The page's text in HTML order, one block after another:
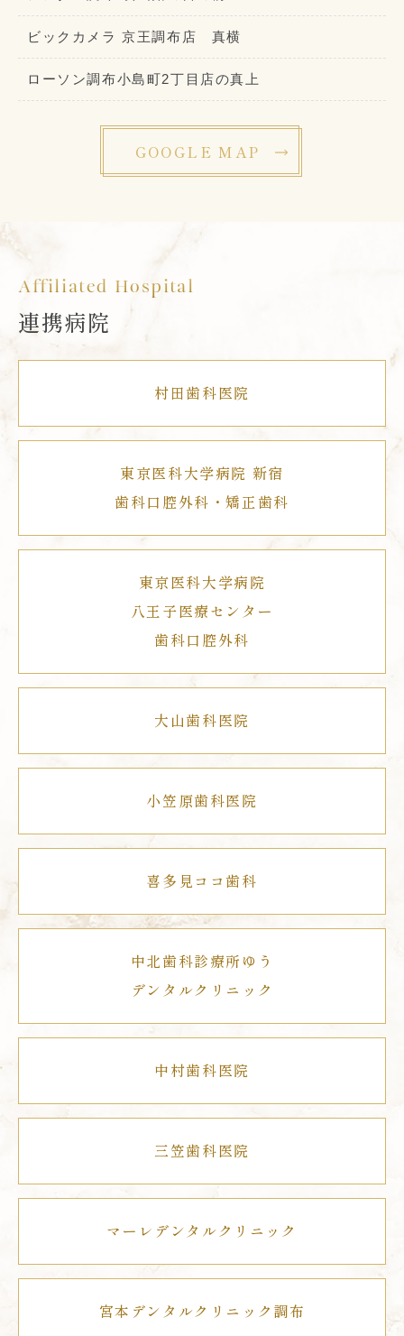
ビックカメラ 京王調布店 真横
ローソン調布小島町2丁目店の真上
GOOGLE MAP
Affiliated Hospital
連携病院
村田歯科医院
東京医科大学病院 新宿
歯科口腔外科・矯正歯科
東京医科大学病院
八王子医療センター
歯科口腔外科
大山歯科医院
小笠原歯科医院
喜多見ココ歯科
中北歯科診療所ゆう
デンタルクリニック
中村歯科医院
三笠歯科医院
マーレデンタルクリニック
宮本デンタルクリニック調布